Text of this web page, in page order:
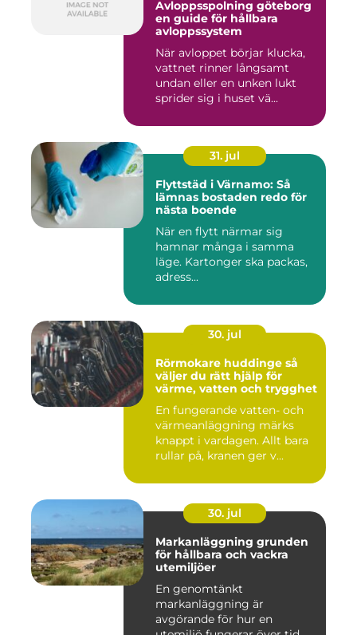
Avloppsspolning göteborg
en guide för hållbara
avloppssystem
När avloppet börjar klucka,
vattnet rinner långsamt
undan eller en unken lukt
sprider sig i huset vä...
31. jul
Flyttstäd i Värnamo: Så
lämnas bostaden redo för
nästa boende
När en flytt närmar sig
hamnar många i samma
läge. Kartonger ska packas,
adress...
30. jul
Rörmokare huddinge så
väljer du rätt hjälp för
värme, vatten och trygghet
En fungerande vatten- och
värmeanläggning märks
knappt i vardagen. Allt bara
rullar på, kranen ger v...
30. jul
Markanläggning grunden
för hållbara och vackra
utemiljöer
En genomtänkt
markanläggning är
avgörande för hur en